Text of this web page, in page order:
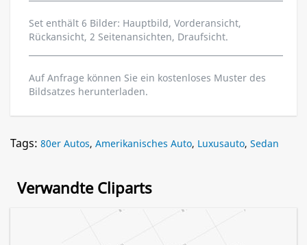
Set enthält 6 Bilder: Hauptbild, Vorderansicht,
Rückansicht, 2 Seitenansichten, Draufsicht.
Auf Anfrage können Sie ein kostenloses Muster des
Bildsatzes herunterladen.
Tags: 80er Autos, Amerikanisches Auto, Luxusauto, Sedan
Verwandte Cliparts